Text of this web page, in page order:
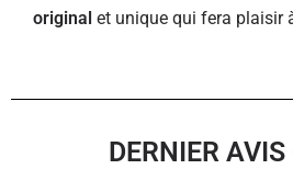
original et unique qui fera plaisir
DERNIER